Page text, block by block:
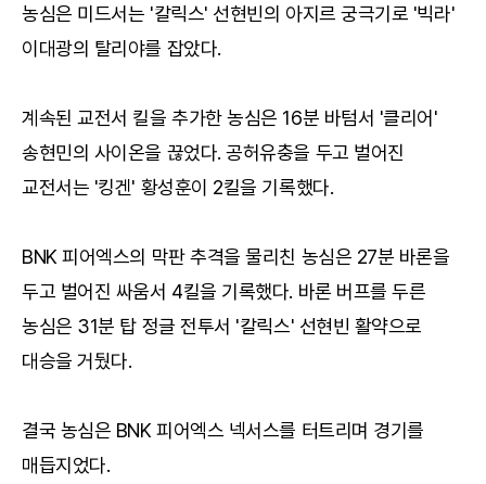
농심은 미드서는 '칼릭스' 선현빈의 아지르 궁극기로 '빅라'
이대광의 탈리야를 잡았다.
계속된 교전서 킬을 추가한 농심은 16분 바텀서 '클리어'
송현민의 사이온을 끊었다. 공허유충을 두고 벌어진
교전서는 '킹겐' 황성훈이 2킬을 기록했다.
BNK 피어엑스의 막판 추격을 물리친 농심은 27분 바론을
두고 벌어진 싸움서 4킬을 기록했다. 바론 버프를 두른
농심은 31분 탑 정글 전투서 '칼릭스' 선현빈 활약으로
대승을 거뒀다.
결국 농심은 BNK 피어엑스 넥서스를 터트리며 경기를
매듭지었다.